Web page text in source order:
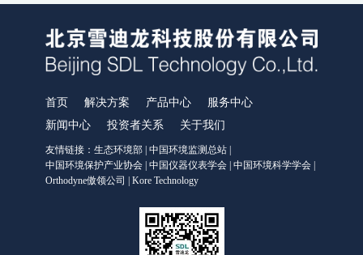
MODEL 9820-氨氮水质在线自动监测仪
MODEL 9850-总氮水质在线自动监测仪
MODEL 2000-pH-水质在线自动监测仪
水质特征因子在线分析仪
MODEL 9880-水质生物综合毒性在线监测仪
WQMS-900HM-水中多参数重金属（XRF）在线监测系统
智慧监测监管平台
大气污染防治决策支持平台
城市环境应急指挥管理平台
首页 解决方案 产品中心
服务中心
新闻中心
投资者关系 关于我们
友情链接： 生态环境部 | 中国环境监测总站 |
中国环境保护产业协会 | 中国仪器仪表学会 | 中国环境科学学会 |
Orthodyne傲领公司 | Kore Technology